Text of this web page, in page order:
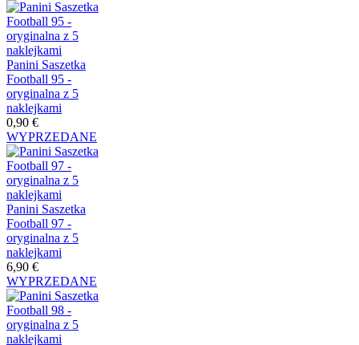
Panini Saszetka
Football 95 -
oryginalna z 5
naklejkami
0,90 €
WYPRZEDANE
Panini Saszetka
Football 97 -
oryginalna z 5
naklejkami
6,90 €
WYPRZEDANE